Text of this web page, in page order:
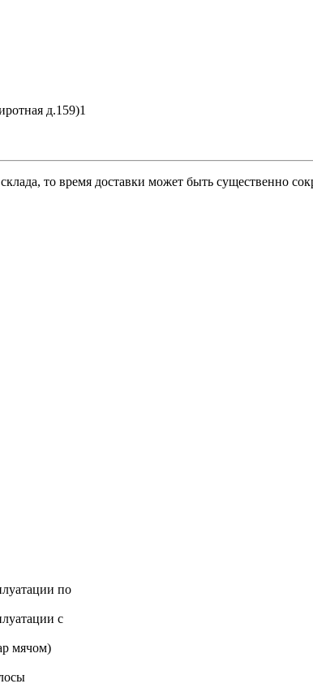
д.159)1
то время доставки может быть существенно
по
с
мячом)